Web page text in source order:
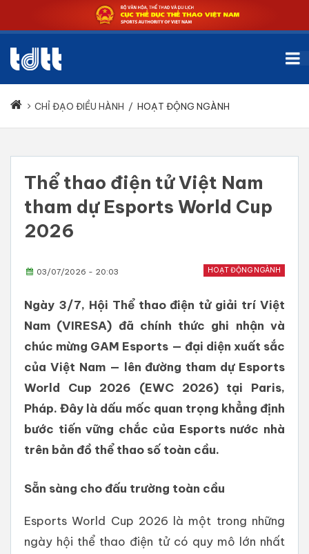
CHỈ ĐẠO ĐIỀU HÀNH / HOẠT ĐỘNG NGÀNH
Thể thao điện tử Việt Nam
tham dự Esports World Cup
2026
HOẠT ĐỘNG NGÀNH
03/07/2026 - 20:03
Ngày 3/7, Hội Thể thao điện tử giải trí Việt
Nam (VIRESA) đã chính thức ghi nhận và
chúc mừng GAM Esports — đại diện xuất sắc
của Việt Nam — lên đường tham dự Esports
World Cup 2026 (EWC 2026) tại Paris,
Pháp. Đây là dấu mốc quan trọng khẳng định
bước tiến vững chắc của Esports nước nhà
trên bản đồ thể thao số toàn cầu.
Sẵn sàng cho đấu trường toàn cầu
Esports World Cup 2026 là một trong những
ngày hội thể thao điện tử có quy mô lớn nhất